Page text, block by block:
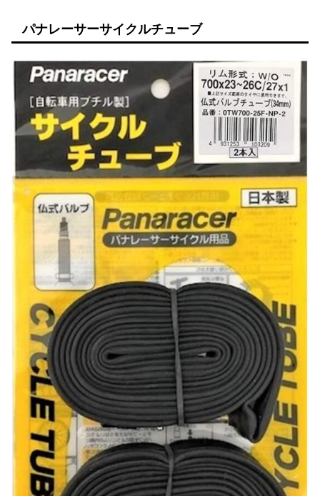
パナレーサーサイクルチューブ